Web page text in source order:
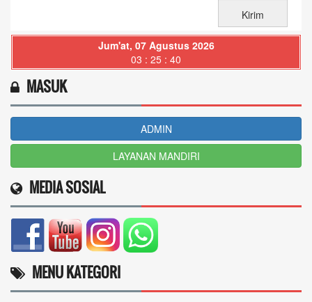
Jum'at, 07 Agustus 2026
03 : 25 : 41
MASUK
ADMIN
LAYANAN MANDIRI
MEDIA SOSIAL
MENU KATEGORI